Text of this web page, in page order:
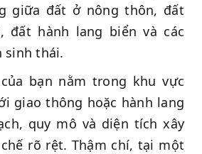
giữa đất ở nông thôn, đất
đất hành lang biển và các
sinh thái.
bạn nằm trong khu vực
giao thông hoặc hành lang
quy mô và diện tích xây
rõ rệt. Thậm chí, tại một